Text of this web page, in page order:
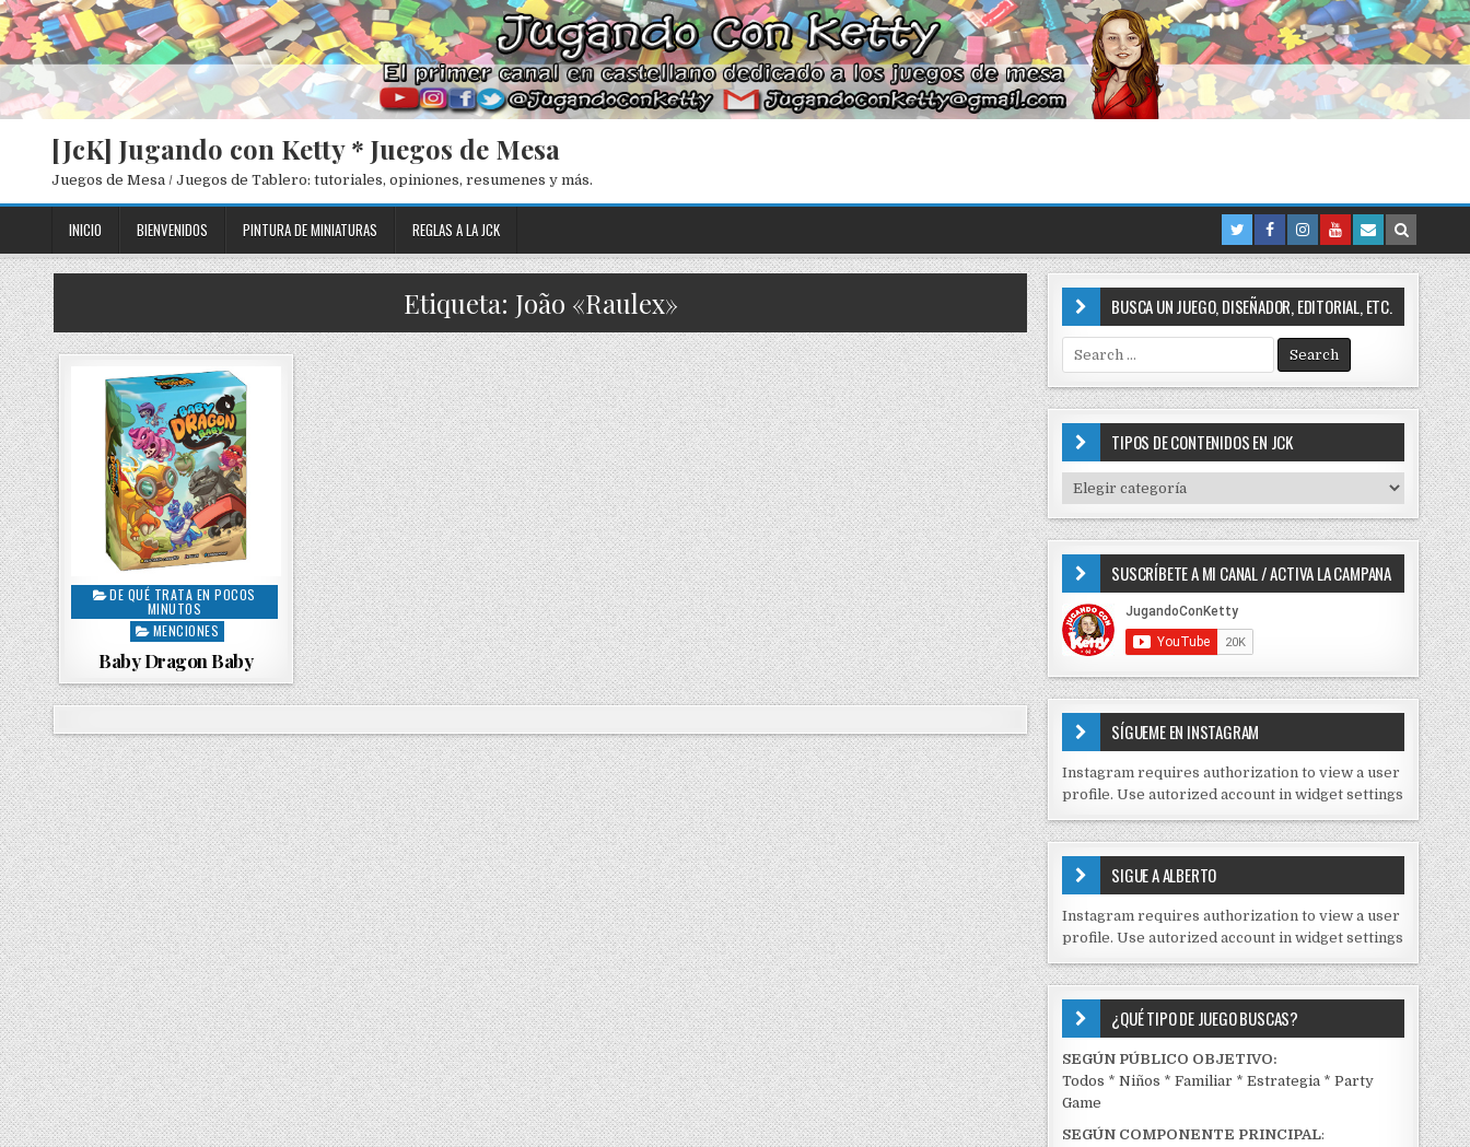
[JcK] Jugando con Ketty * Juegos de Mesa
Juegos de Mesa / Juegos de Tablero: tutoriales, opiniones, resumenes y más.
INICIO BIENVENIDOS PINTURA DE MINIATURAS REGLAS A LA JCK
Etiqueta: João «Raulex»
o
e
d
n
DE QUÉ TRATA EN POCOS
MINUTOS
MENCIONES
Baby Dragon Baby
BUSCA UN JUEGO, DISEÑADOR, EDITORIAL, ETC.
e
a
r
o
r
:
TIPOS DE CONTENIDOS EN JCK
I
P
D
E
C
N
T
I
D
S
E
J
C
K
SUSCRÍBETE A MI CANAL / ACTIVA LA CAMPANA
SÍGUEME EN INSTAGRAM
Instagram requires authorization to view a user
profile. Use autorized account in widget settings
SIGUE A ALBERTO
Instagram requires authorization to view a user
profile. Use autorized account in widget settings
¿QUÉ TIPO DE JUEGO BUSCAS?
SEGÚN PÚBLICO OBJETIVO:
Todos *Niños *Familiar *Estrategia *Party
Game
SEGÚN COMPONENTE PRINCIPAL: